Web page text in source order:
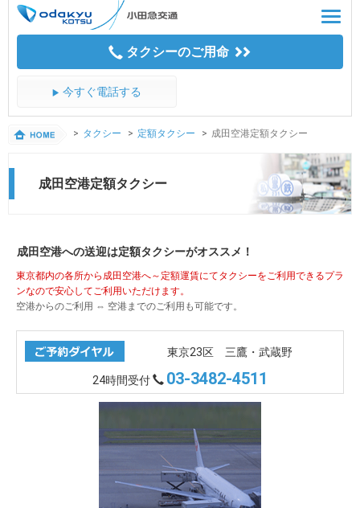
CONTENTS
タクシーのご用命
今すぐ電話する
タクシー 定額タクシー 成田空港定額タクシー
成田空港定額タクシー
成田空港への送迎は定額タクシーがオススメ！
東京都内の各所から成田空港へ～定額運賃にてタクシーをご利用できるプラ
ンなので安心してご利用いただけます。
空港からのご利用 ⇔ 空港までのご利用も可能です。
東京23区 三鷹・武蔵野
24時間受付 03-3482-4511